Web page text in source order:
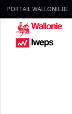
PORTAIL WALLONIE.BE